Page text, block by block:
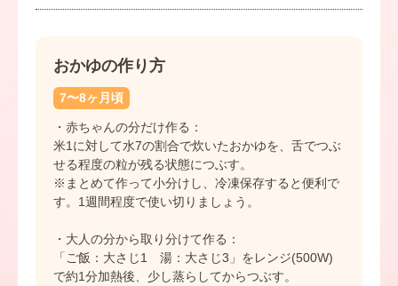
おかゆの作り方
7〜8ヶ月頃
・赤ちゃんの分だけ作る：
米1に対して水7の割合で炊いたおかゆを、舌でつぶ
せる程度の粒が残る状態につぶす。
※まとめて作って小分けし、冷凍保存すると便利で
す。1週間程度で使い切りましょう。
・大人の分から取り分けて作る：
「ご飯：大さじ1 湯：大さじ3」をレンジ(500W)
で約1分加熱後、少し蒸らしてからつぶす。